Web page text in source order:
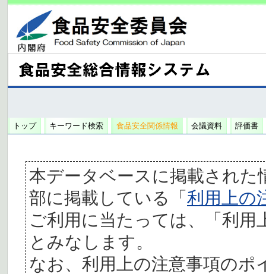
トップ キーワード検索 食品安全関係情報 会議資料 評価書
本データベースに掲載された
部に掲載している「利用上の
ご利用に当たっては、「利
とみなします。
なお、利用上の注意事項の